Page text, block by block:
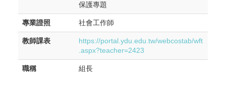
保護專題
專業證照 社會工作師
教師課表
https://portal.ydu.edu.tw/webcostab/wft
.aspx?teacher=2423
職稱 組長